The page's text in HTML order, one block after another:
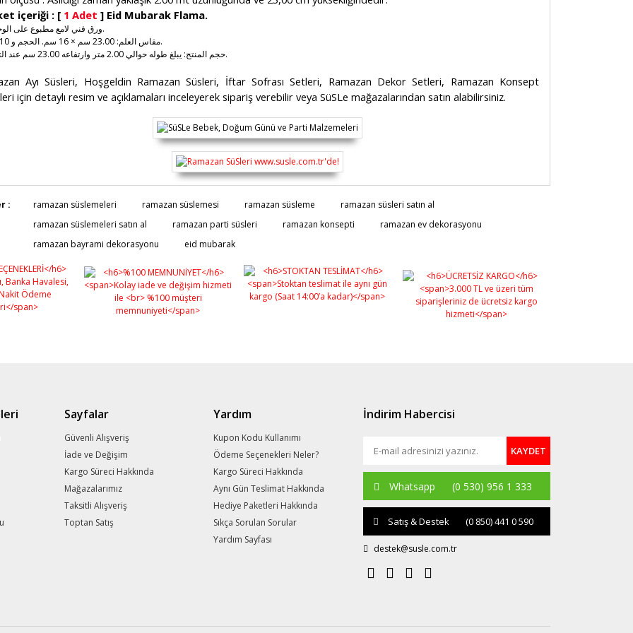
içeriği : [ 1 Adet ] Eid Mubarak Flama.
- ورق فني لامع مطبوع على الوجهين.
- مقاس العلم: 23.00 سم × 16 سم. الحجم و 10 قطع.
- حجم المنتج: يبلغ طوله حوالي 2.00 متر وارتفاعه 23.00 سم عند التعليق.
Ayı Süsleri, Hoşgeldin Ramazan Süsleri, İftar Sofrası Setleri, Ramazan Dekor Setleri, Ramazan Konsept
için detaylı resim ve açıklamaları inceleyerek sipariş verebilir veya SüSLe mağazalarından satın alabilirsiniz.
Bu ürüne ilk yorumu siz yapın!
Yorum Yaz
fiyat bilgisi, resim, ürün açıklamalarında ve diğer konularda yetersiz gördüğünüz noktaları öneri formunu
ve önerileriniz için teşekkür ederiz.
Ürün resmi kalitesiz, bozuk veya görüntülenemiyor.
Ürün açıklamasında eksik bilgiler bulunuyor.
Ürün bilgilerinde hatalar bulunuyor.
Gönder
: ramazan süslemeleri ramazan süslemesi ramazan süsleme
ramazan süsleri satın al
ramazan süslemeleri satın al
ramazan parti süsleri ramazan konsepti
ramazan ev dekorasyonu
ramazan bayrami dekorasyonu
eid mubarak
Sayfalar
Güvenli Alışveriş
İade ve Değişim
Kargo Süreci Hakkında
Mağazalarımız
Taksitli Alışveriş
Toptan Satış
Yardım
Kupon Kodu Kullanımı
Ödeme Seçenekleri Neler?
Kargo Süreci Hakkında
Aynı Gün Teslimat Hakkında
Hediye Paketleri Hakkında
Sıkça Sorulan Sorular
Yardım Sayfası
İndirim Habercisi
KAYDET
Whatsapp (0 530) 956 1 333
Satış & Destek (0 850) 441 0 590
destek@susle.com.tr